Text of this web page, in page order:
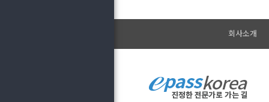
회사소개